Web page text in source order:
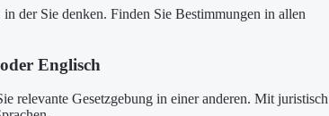
der Sie denken. Finden Sie Bestimmungen in allen
Englisch
relevante Gesetzgebung in einer anderen. Mit juristisch